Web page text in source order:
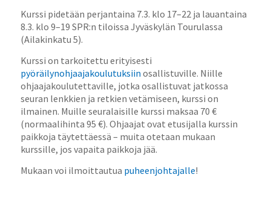
Kurssi pidetään perjantaina 7.3. klo 17–22 ja lauantaina
8.3. klo 9–19 SPR:n tiloissa Jyväskylän Tourulassa
(Ailakinkatu 5).
Kurssi on tarkoitettu erityisesti
pyöräilynohjaajakoulutuksiin osallistuville. Niille
ohjaajakoulutettaville, jotka osallistuvat jatkossa
seuran lenkkien ja retkien vetämiseen, kurssi on
ilmainen. Muille seuralaisille kurssi maksaa 70 €
(normaalihinta 95 €). Ohjaajat ovat etusijalla kurssin
paikkoja täytettäessä – muita otetaan mukaan
kurssille, jos vapaita paikkoja jää.
Mukaan voi ilmoittautua puheenjohtajalle!